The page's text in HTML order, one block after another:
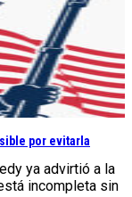
por evitarla
ya advirtió a la
incompleta sin